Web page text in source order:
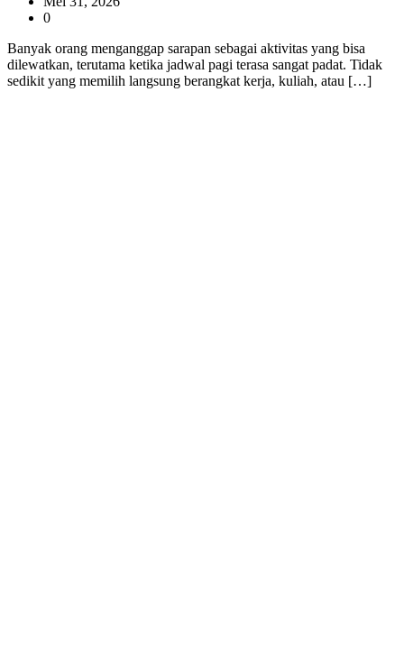
0
Banyak orang menganggap sarapan sebagai aktivitas yang bisa
dilewatkan, terutama ketika jadwal pagi terasa sangat padat. Tidak
sedikit yang memilih langsung berangkat kerja, kuliah, atau […]